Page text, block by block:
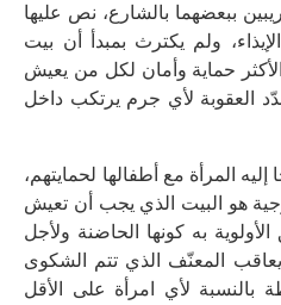
ببعضهما بالشارع، نص عليها
ولم يكترث بمبدأ أن بيت
حماية وأمان لكل من يعيش
العقوبة لأي جرم يرتكب داخل
المرأة مع أطفالها لحمايتهم،
هو البيت الذي يجب أن تعيش
به كونها الحاضنة ولأجل
المعنّف الذي تتم الشكوى
لأي امرأة على الأقل